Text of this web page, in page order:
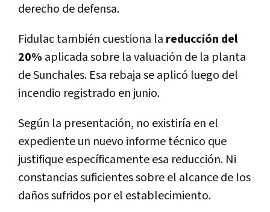
derecho de defensa.
Fidulac también cuestiona la reducción del
20% aplicada sobre la valuación de la planta
de Sunchales. Esa rebaja se aplicó luego del
incendio registrado en junio.
Según la presentación, no existiría en el
expediente un nuevo informe técnico que
justifique específicamente esa reducción. Ni
constancias suficientes sobre el alcance de los
daños sufridos por el establecimiento.